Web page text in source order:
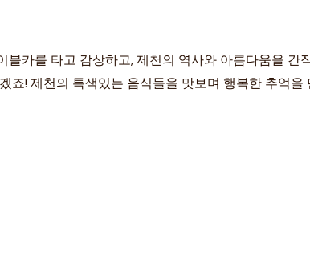
카를 타고 감상하고, 제천의 역사와 아름다움을
죠! 제천의 특색있는 음식들을 맛보며 행복한 추억을